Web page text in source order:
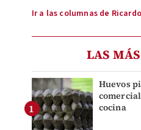
Ir a las columnas de
LAS
Huevos
cocina